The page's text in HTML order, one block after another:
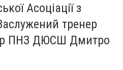
Асоціації з
тренер
ПНЗ ДЮСШ Дмитро